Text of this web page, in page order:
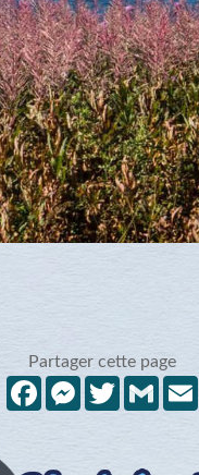
Partager cette page
FacebookMessenger
TwitterGmail